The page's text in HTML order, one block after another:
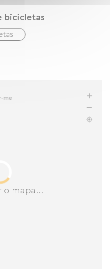
bicicletas
mapa...
me